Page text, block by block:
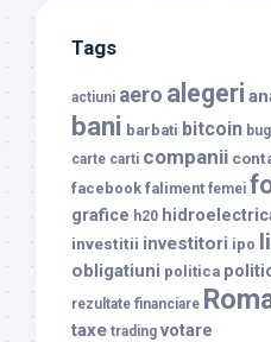
Tags
actiuni aero alegeri
bani barbati bitcoin
carte carti companii
facebook faliment femei
grafice h20
investitii investitori ipo
obligatiuni politica
rezultate financiare
taxe trading votare